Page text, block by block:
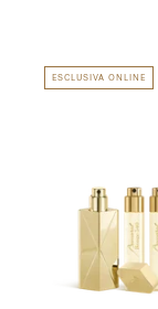
ESCLUSIVA ONLINE